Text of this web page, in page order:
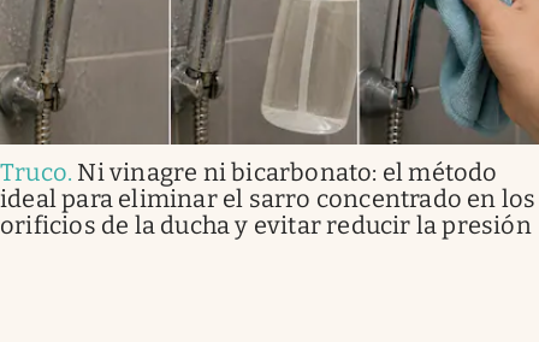
Truco. Ni vinagre ni bicarbonato: el método
ideal para eliminar el sarro concentrado en los
orificios de la ducha y evitar reducir la presión